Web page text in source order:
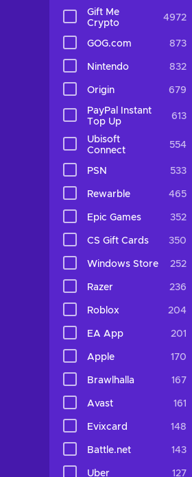
Gift Me
Crypto
4972
GOG.com 873
Nintendo 832
Origin 679
PayPal Instant
Top Up
613
Ubisoft
Connect
554
PSN 533
Rewarble 465
Epic Games 352
CS Gift Cards 350
Windows Store 252
Razer 236
Roblox 204
EA App 201
Apple 170
Brawlhalla 167
Avast 161
Evixcard 148
Battle.net 143
Uber 127